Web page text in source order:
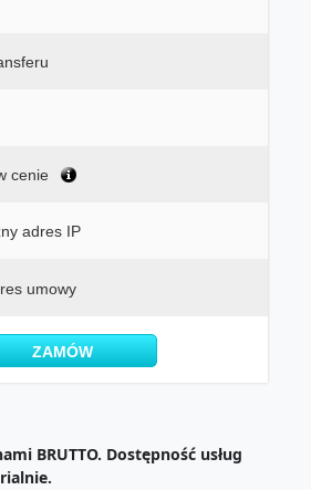
cenie
adres IP
umowy
ZAMÓW
BRUTTO. Dostępność usług